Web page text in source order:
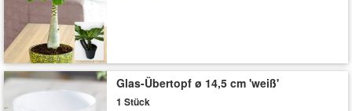
Zimmertemperatur, die idealerweise ganzjährig zwischen 18 und
22 °C liegt. (Begonia maculata)
Die Lieferung erfolgt ohne Übertopf.
Den passenden Übertopf finden Sie hier >>
Art.-Nr.:
7816
Glas-Übertopf ø 14,5 cm 'weiß'
1 Stück